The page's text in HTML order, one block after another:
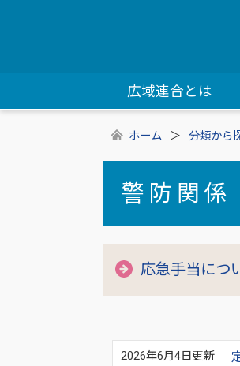
広域連合とは
ホーム 分類から
警防関係
応急手当につ
2026年6月4日更新